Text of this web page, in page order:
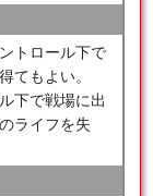
トロール下で
てもよい。
下で戦場に出
ライフを失